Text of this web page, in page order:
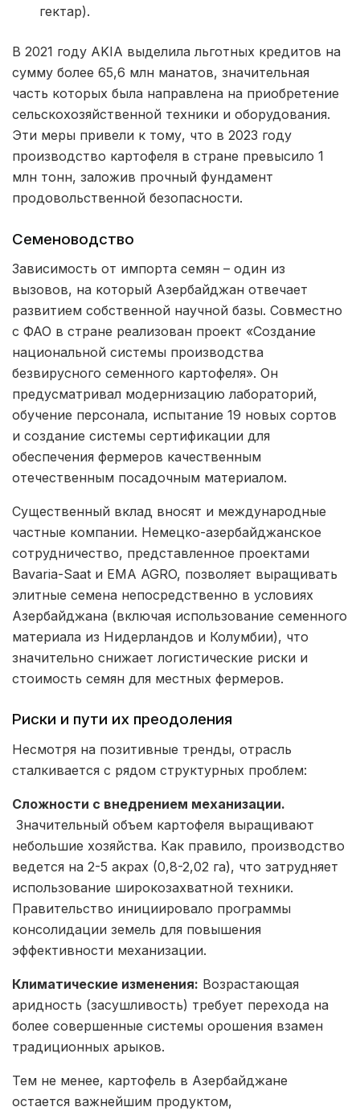
гектар).
В 2021 году AKIA выделила льготных кредитов на
сумму более 65,6 млн манатов, значительная
часть которых была направлена на приобретение
сельскохозяйственной техники и оборудования.
Эти меры привели к тому, что в 2023 году
производство картофеля в стране превысило 1
млн тонн, заложив прочный фундамент
продовольственной безопасности.
Семеноводство
Зависимость от импорта семян – один из
вызовов, на который Азербайджан отвечает
развитием собственной научной базы. Совместно
с ФАО в стране реализован проект «Создание
национальной системы производства
безвирусного семенного картофеля». Он
предусматривал модернизацию лабораторий,
обучение персонала, испытание 19 новых сортов
и создание системы сертификации для
обеспечения фермеров качественным
отечественным посадочным материалом.
Существенный вклад вносят и международные
частные компании. Немецко-азербайджанское
сотрудничество, представленное проектами
Bavaria-Saat и EMA AGRO, позволяет выращивать
элитные семена непосредственно в условиях
Азербайджана (включая использование семенного
материала из Нидерландов и Колумбии), что
значительно снижает логистические риски и
стоимость семян для местных фермеров.
Риски и пути их преодоления
Несмотря на позитивные тренды, отрасль
сталкивается с рядом структурных проблем:
Сложности с внедрением механизации.
Значительный объем картофеля выращивают
небольшие хозяйства. Как правило, производство
ведется на 2-5 акрах (0,8-2,02 га), что затрудняет
использование широкозахватной техники.
Правительство инициировало программы
консолидации земель для повышения
эффективности механизации.
Климатические изменения: Возрастающая
аридность (засушливость) требует перехода на
более совершенные системы орошения взамен
традиционных арыков.
Тем не менее, картофель в Азербайджане
остается важнейшим продуктом,